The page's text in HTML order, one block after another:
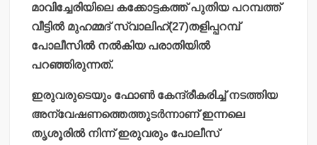
മാവിച്ചേരിയിലെ കക്കോട്ടകത്ത് പുതിയ പറമ്പത്ത്
വീട്ടില്‍ മുഹമ്മദ് സ്വാലിഹ്(27)തളിപ്പറമ്പ്
പോലീസില്‍ നല്‍കിയ പരാതിയില്‍
പറഞ്ഞിരുന്നത്.
ഇരുവരുടെയും ഫോണ്‍ കേന്ദ്രീകരിച്ച് നടത്തിയ
അന്വേഷണത്തെത്തുടര്‍ന്നാണ് ഇന്നലെ
തൃശൂരില്‍ നിന്ന് ഇരുവരും പോലീസ്